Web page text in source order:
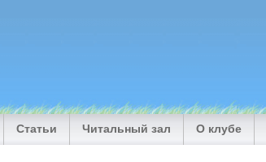
Статьи Читальный зал О клубе